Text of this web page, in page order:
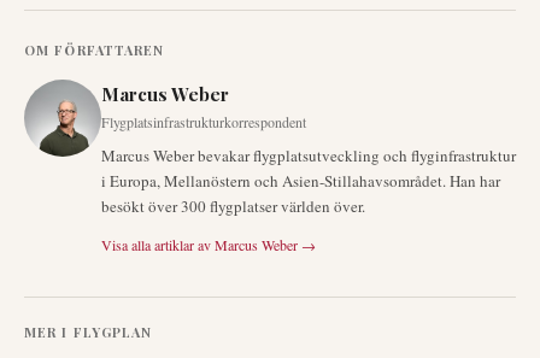
OM FÖRFATTAREN
Marcus Weber
Flygplatsinfrastrukturkorrespondent
Marcus Weber bevakar flygplatsutveckling och flyginfrastruktur
i Europa, Mellanöstern och Asien-Stillahavsområdet. Han har
besökt över 300 flygplatser världen över.
Visa alla artiklar avMarcus Weber →
MER I FLYGPLAN